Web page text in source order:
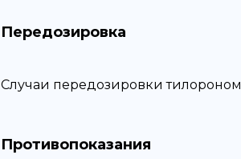
Передозировка
Случаи передозировки
Противопоказания